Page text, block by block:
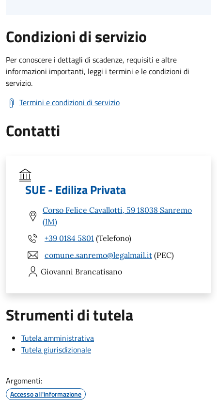
Condizioni di servizio
Per conoscere i dettagli di scadenze, requisiti e altre
informazioni importanti, leggi i termini e le condizioni di
servizio.
Termini e condizioni di servizio
Contatti
SUE - Ediliza Privata
Corso Felice Cavallotti, 59 18038 Sanremo
(IM)
+39 0184 5801 (Telefono)
comune.sanremo@legalmail.it (PEC)
Giovanni Brancatisano
Strumenti di tutela
Tutela amministrativa
Tutela giurisdizionale
Argomenti:
Accesso all'informazione